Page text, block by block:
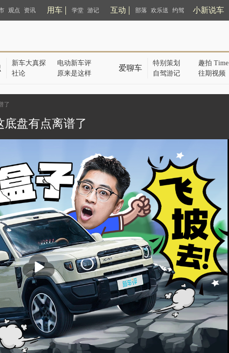
观点 资讯 用车 学堂 游记 互动 部落 欢乐送 约驾 小新说车
新车大真探
电动新车评
社论
原来是这样
爱聊车
特别策划
趣拍 Time
自驾游记
往期视频
了
底盘有点离谱了
播
放